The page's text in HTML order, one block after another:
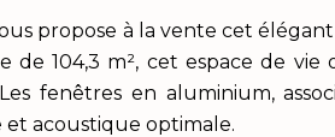
propose à la vente cet
de 104,3 m², cet espace de vie
fenêtres en aluminium,
acoustique optimale.